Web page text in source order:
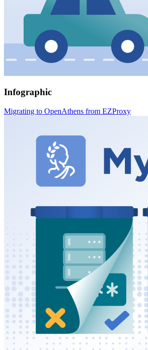
Infographic
Migrating to OpenAthens from EZProxy